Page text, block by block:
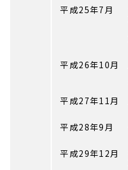
平成25年7月
平成26年10月
平成27年11月
平成28年9月
平成29年12月